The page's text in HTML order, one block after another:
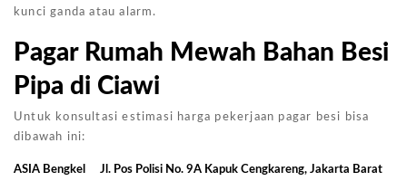
kunci ganda atau alarm.
Pagar Rumah Mewah Bahan Besi
Pipa di Ciawi
Untuk konsultasi estimasi harga pekerjaan pagar besi bisa
dibawah ini:
ASIA Bengkel
Jl. Pos Polisi No. 9A Kapuk Cengkareng, Jakarta Barat